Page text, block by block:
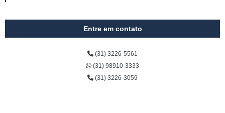
Entre em contato
(31) 3226-5561
(31) 98910-3333
(31) 3226-3059